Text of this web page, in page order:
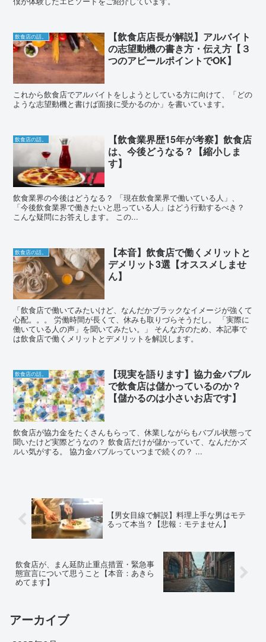
飲食店の話。
【飲食店店長が解説】アルバイト
の志望動機の書き方・伝え方【３
つのアピールポイントでOK】
これから飲食店でアルバイトをしようとしている方に向けて、「どの
ような志望動機と書けば面接に受かるのか」を書いています。
飲食店の話。
【飲食業界歴15年が考察】飲食店
は、今後どうなる？【縮小しま
す】
飲食業界の今後はどうなる？ 「現在飲食業界で働いている人」、
「今後飲食業界で働きたいと思っている人」はどう行動するべき？
こんな疑問にお答えします。 この...
飲食店の話。
【本音】飲食店で働くメリットと
デメリット3選【オススメしませ
ん】
「飲食店で働いてみたいけど、なんだかブラックなイメージが強くて
心配。。。 労働時間が長くて、休みも取りづらそうだし。 「実際に
働いている人の声」を聞いてみたい。」 そんな方のため、本記事で
は飲食店で働くメリットとデメリットを解説します。
飲食店の話。
【現実を語ります】協力金バブル
で飲食店は儲かっているのか？
【儲かるのは小さいお店です】
飲食店が協力金をたくさんもらって、休業しながらもバブル状態って
聞いたけど実際どうなの？ 飲食店だけが儲かっていて、なんだかズ
ルい気がする。 協力金バブルっていつまで続くの？ ...
【男女目線で解説】料理上手な男はモテ
るって本当？【悲報：モテません】
飲食店が、まん延防止重点措置・緊急事
態宣言について思うこと【本音：あきら
めてます】
アーカイブ